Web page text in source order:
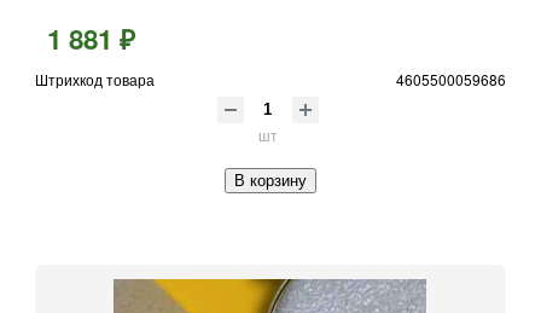
1 881 ₽
Штрихкод товара 4605500059686
шт
В корзину